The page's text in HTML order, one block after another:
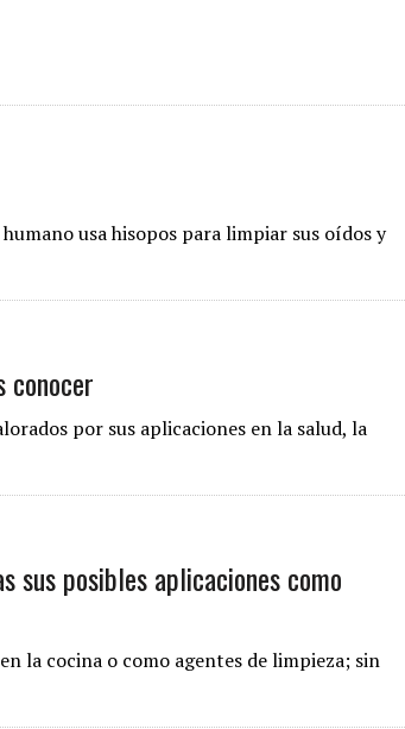
usa hisopos para limpiar sus oídos y
conocer
por sus aplicaciones en la salud, la
sus posibles aplicaciones como
la cocina o como agentes de limpieza; sin